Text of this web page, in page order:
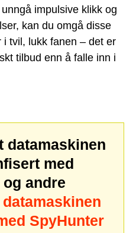
impulsive klikk og
kan du omgå disse
tvil, lukk fanen – det er
tilbud enn å falle inn i
datamaskinen
med
og andre
SpyHunter